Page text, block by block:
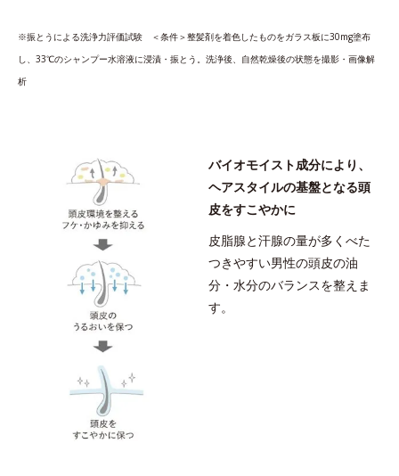
はありません。
ハードワックスやスプレーなど、汚れの種類を感知して落とすフ
ォーカスクレンジング成分配合。
洗い残しなく、髪と頭皮をすこやかに保ちます。
●無着色 ●弱酸性 ●シリコンフリー ●アルコールフリー ●フォー
カスクレンジング成分※1＝皮脂、スタイリング剤など複合的な汚れ
を落とす成分 ●バイオモイスト成分※2＝頭皮にうるおいを与える
※1ラウリルグルコシド、ラウリン酸ポリグリセリル-10 ※2グリチ
ルリチン酸2K、アルテロモナス発酵エキス、イワベンケイ根エキス
オルビス ミスター コンディショナー 380ｍL
※振とうによる洗浄力評価試験 ＜条件＞整髪剤を着色したものをガラス板に30mg塗布
し、33℃のシャンプー水溶液に浸漬・振とう。洗浄後、自然乾燥後の状態を撮影・画像解
析
バイオモイスト成分により、
ヘアスタイルの基盤となる頭
皮をすこやかに
皮脂腺と汗腺の量が多くべた
つきやすい男性の頭皮の油
分・水分のバランスを整えま
す。